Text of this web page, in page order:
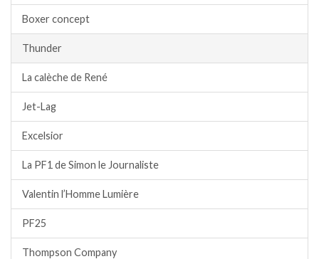
Boxer concept
Thunder
La calèche de René
Jet-Lag
Excelsior
La PF1 de Simon le Journaliste
Valentin l’Homme Lumière
PF25
Thompson Company